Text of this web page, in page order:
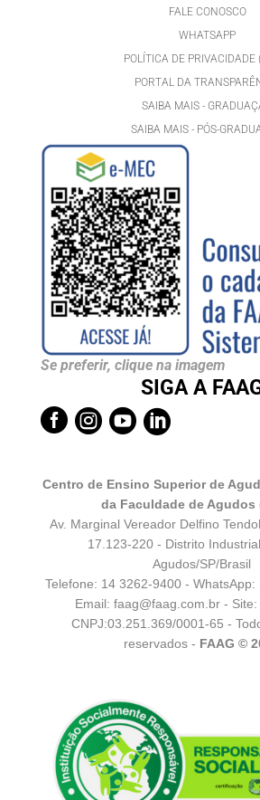
FALE CONOSCO
WHATSAPP
POLÍTICA DE PRIVACIDADE
PORTAL DA
SAIBA MAIS -
SAIBA MAIS - PÓS-
Se preferir, clique na imagem
SIGA A
   
Centro de Ensino Superior de
da Faculdade de Agudos
Av. Marginal Vereador Delfino
17.123-220 - Distrito
Agudos/SP/Brasil
Telefone: 14 3262-9400 - WhatsApp:
Email: faag@faag.com.br- Site:
CNPJ:03.251.369/0001-65 -
reservados - FAAG ©